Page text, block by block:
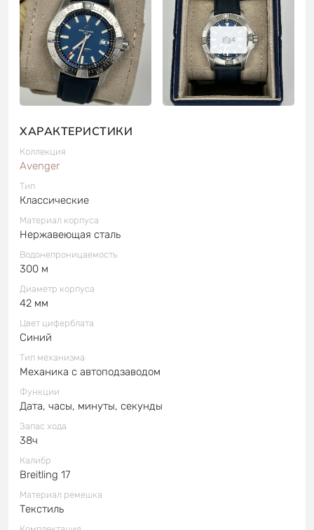
4
ХАРАКТЕРИСТИКИ
Коллекция
Avenger
Тип
Классические
Материал корпуса
Нержавеющая сталь
Водонепроницаемость
300 м
Диаметр корпуса
42 мм
Цвет циферблата
Синий
Тип механизма
Механика с автоподзаводом
Функции
Дата, часы, минуты, секунды
Запас хода
38ч
Калибр
Breitling 17
Материал ремешка
Текстиль